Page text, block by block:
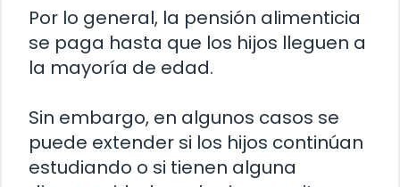
Por lo general, la pensión alimenticia
se paga hasta que los hijos lleguen a
la mayoría de edad.
Sin embargo, en algunos casos se
puede extender si los hijos continúan
estudiando o si tienen alguna